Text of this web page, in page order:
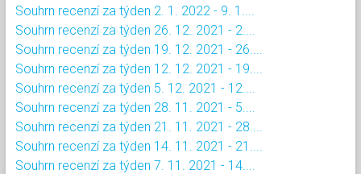
Souhrn recenzí za týden 2. 1. 2022 - 9. 1....
Souhrn recenzí za týden 26. 12. 2021 - 2....
Souhrn recenzí za týden 19. 12. 2021 - 26....
Souhrn recenzí za týden 12. 12. 2021 - 19....
Souhrn recenzí za týden 5. 12. 2021 - 12....
Souhrn recenzí za týden 28. 11. 2021 - 5....
Souhrn recenzí za týden 21. 11. 2021 - 28....
Souhrn recenzí za týden 14. 11. 2021 - 21....
Souhrn recenzí za týden 7. 11. 2021 - 14....